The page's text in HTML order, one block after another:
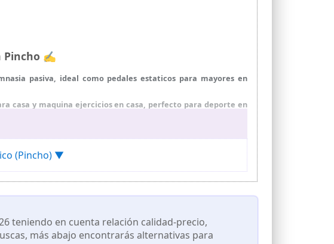
Pincho ✍
pasiva, ideal como pedales estaticos para mayores en
casa y maquina ejercicios en casa, perfecto para deporte en
para cardio en casa suave y constante. AÑADE AL CARRITO
aparato ejercicio en casa práctico para activar circulación y
Amazon; ideal para bicicletas estaticas rehabilitacion, con
(Pincho) ▼
teniendo en cuenta relación calidad-precio,
más abajo encontrarás alternativas para